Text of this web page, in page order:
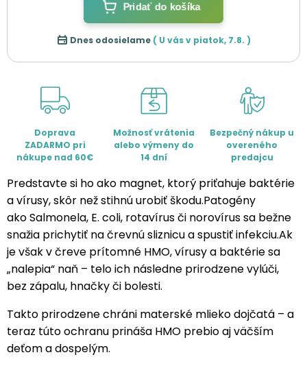
Pridať do košíka
Dnes odosielame ( U vás v piatok, 7.8. )
Doprava
ZADARMO pri
nákupe nad 60€
Možnosť vrátenia
alebo výmeny do
14 dní
Bezpečný nákup u
overeného
predajcu
Predstavte si ho ako magnet, ktorý priťahuje baktérie
a vírusy, skôr než stihnú urobiť škodu.Patogény
ako Salmonela, E. coli, rotavírus či norovírus sa bežne
snažia prichytiť na črevnú sliznicu a spustiť infekciu.Ak
je však v čreve prítomné HMO, vírusy a baktérie sa
„nalepia“ naň – telo ich následne prirodzene vylúči,
bez zápalu, hnačky či bolesti.
Takto prirodzene chráni materské mlieko dojčatá – a
teraz túto ochranu prináša HMO prebio aj väčším
deťom a dospelým.